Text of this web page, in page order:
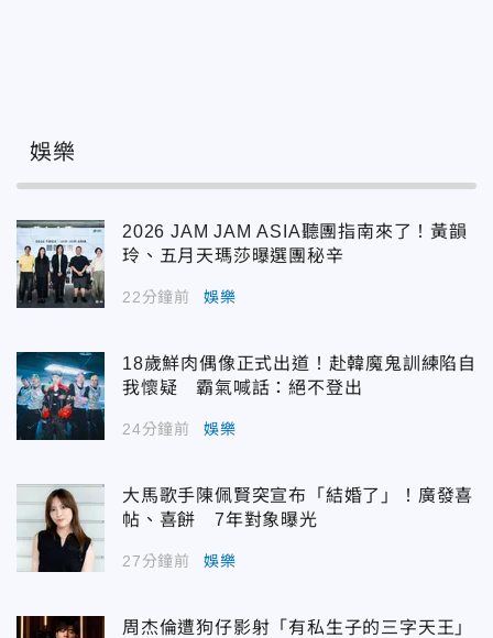
娛樂
2026 JAM JAM ASIA聽團指南來了！黃韻
玲、五月天瑪莎曝選團秘辛
22分鐘前 娛樂
18歲鮮肉偶像正式出道！赴韓魔鬼訓練陷自
我懷疑 霸氣喊話：絕不登出
24分鐘前 娛樂
大馬歌手陳佩賢突宣布「結婚了」！廣發喜
帖、喜餅 7年對象曝光
27分鐘前 娛樂
周杰倫遭狗仔影射「有私生子的三字天王」